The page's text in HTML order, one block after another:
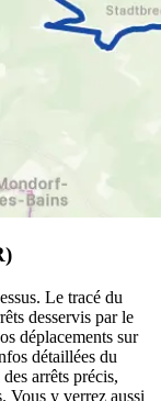
Le tracé du
desservis par le
déplacements sur
détaillées du
arrêts précis,
Vous y verrez aussi